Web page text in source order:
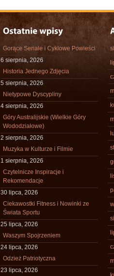
Gorące Seriale i Cyklowe Powieści
6 sierpnia, 2026
Historia Jednego Zdjęcia
5 sierpnia, 2026
Nietypowe Dyscypliny
4 sierpnia, 2026
Góry Australijskie (Wielkie Góry
Wododziałowe)
2 sierpnia, 2026
Muzyka w Kulturze i Filmie
1 sierpnia, 2026
Czytelnicze Inspiracje i
Rekomendacje
30 lipca, 2026
Ciekawostki Fitness i Nowinki ze
Świata Sportu
25 lipca, 2026
Waszym Spojrzeniem
24 lipca, 2026
Odzież Patriotyczna
23 lipca, 2026